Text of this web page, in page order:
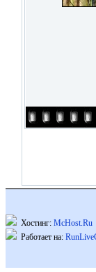
Хостинг: McHost.Ru
Работает на: